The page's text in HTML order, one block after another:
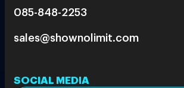
085-848-2253
sales@shownolimit.com
SOCIAL MEDIA